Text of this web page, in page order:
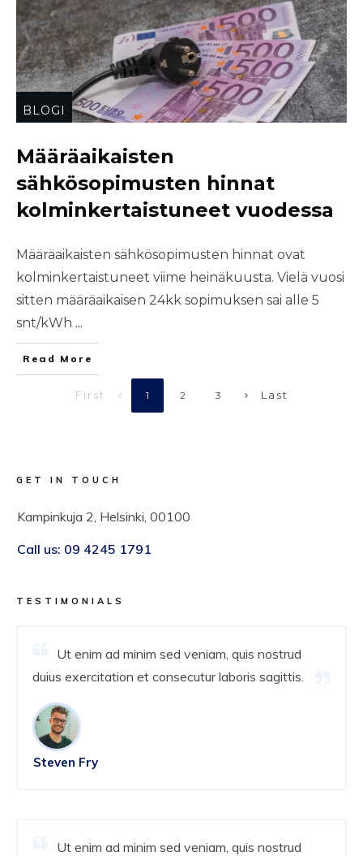
BLOGI
Määräaikaisten
sähkösopimusten hinnat
kolminkertaistuneet vuodessa
Määräaikaisten sähkösopimusten hinnat ovat
kolminkertaistuneet viime heinäkuusta. Vielä vuosi
sitten määräaikaisen 24kk sopimuksen sai alle 5
snt/kWh ...
Read More
First 1 2 3 Last
GET IN TOUCH
Kampinkuja 2, Helsinki, 00100
Call us: 09 4245 1791
TESTIMONIALS
Ut enim ad minim sed veniam, quis nostrud
duius exercitation et consecutur laboris sagittis.
Steven Fry
Ut enim ad minim sed veniam, quis nostrud